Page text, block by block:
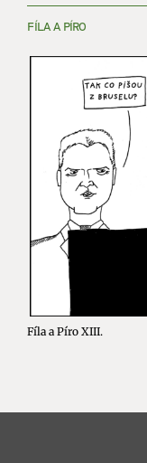
FÍLA A PÍRO
Fíla a Píro XIII.